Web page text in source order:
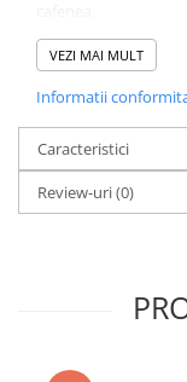
SF & Fantasy
Teens Book Club
Umor
Birotica & Papetarie
Accesorii Arhivare
Hartie si Accesorii
Caffe Crema
o cafea fina,
VEZI MAI MULT
Informatii
Caracteristici
Review-uri(0)